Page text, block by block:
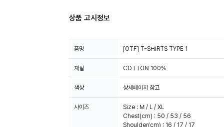
상품 고시정보
품명 [OTF] T-SHIRTS TYPE 1
재질 COTTON 100%
색상 상세페이지 참고
사이즈
Size : M / L / XL
Chest(cm) : 50 / 53 / 56
Shoulder(cm) : 16 / 17 / 17